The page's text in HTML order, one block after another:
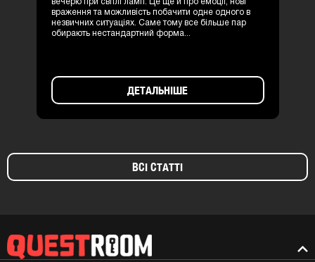
вечерю при світлі ламп. Це ще й про емоції, нові
враження та можливість побачити одне одного в
незвичних ситуаціях. Саме тому все більше пар
обирають нестандартний форма...
ДЕТАЛЬНІШЕ
ВСІ СТАТТІ